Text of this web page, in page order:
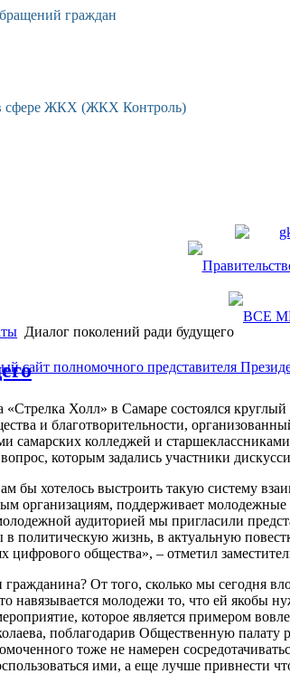
граждан
в сфере ЖКХ (ЖКХ Контроль)
Диалог поколений ради будущего
«Стрелка Холл» в Самаре состоялся
и благотворительности,
самарских колледжей и
которым задались участники
бы хотелось выстроить такую систему
организациям, поддерживает
аудиторией мы пригласили
в политическую жизнь, в актуальную
цифрового общества», – отметил
От того, сколько мы сегодня
навязывается молодежи то, что ей якобы
которое является примером
поблагодарив Общественную палату
тоже не намерен
ими, а еще лучше привнести